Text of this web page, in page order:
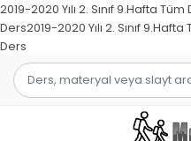
2019-2020 Yılı 2. Sınıf 9.Hafta
Ders2019-2020 Yılı 2. Sınıf
Ders